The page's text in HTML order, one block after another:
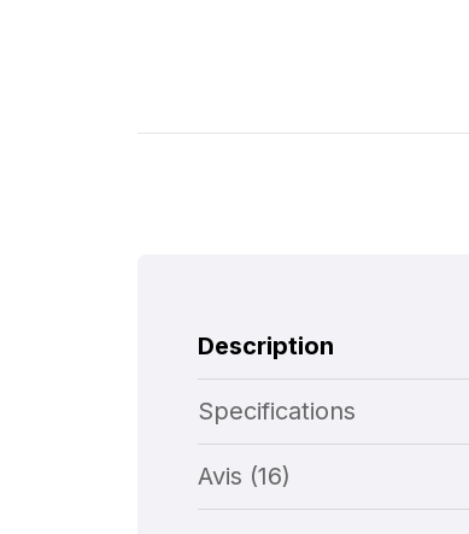
Description
Specifications
Avis (16)